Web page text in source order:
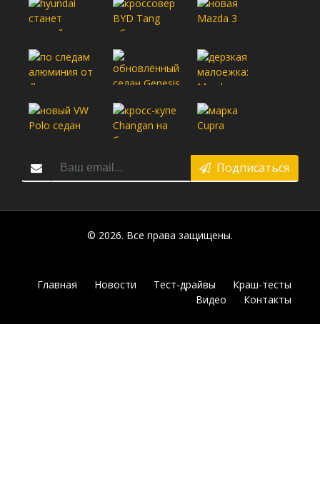
Подписаться
© 2026. Все права защищены.
Главная Новости Тест-драйвы
Краш-тесты
Видео
Контакты